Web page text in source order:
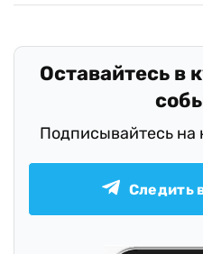
Оставайтесь в
Подписывайтесь на
Следить